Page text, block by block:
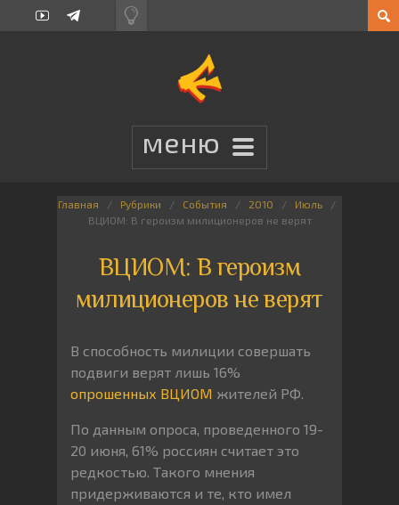
Главная Рубрики События 2010
Июль
ВЦИОМ: В героизм милиционеров не верят
ВЦИОМ: В героизм
милиционеров не верят
В способность милиции совершать
подвиги верят лишь 16%
опрошенных ВЦИОМ жителей РФ.
По данным опроса, проведенного 19-
20 июня, 61% россиян считает это
редкостью. Такого мнения
придерживаются и те, кто имел